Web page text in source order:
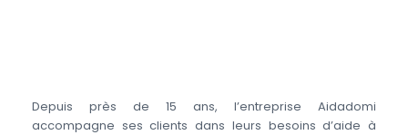
Depuis près de 15 ans, l’entreprise Aidadomi
accompagne ses clients dans leurs besoins d’aide à